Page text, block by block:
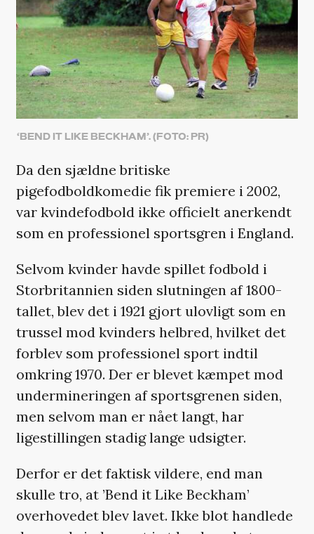
‘BEND IT LIKE BECKHAM’. (FOTO: PR)
Da den sjældne britiske
pigefodboldkomedie fik premiere i 2002,
var kvindefodbold ikke officielt anerkendt
som en professionel sportsgren i England.
Selvom kvinder havde spillet fodbold i
Storbritannien siden slutningen af 1800-
tallet, blev det i 1921 gjort ulovligt som en
trussel mod kvinders helbred, hvilket det
forblev som professionel sport indtil
omkring 1970. Der er blevet kæmpet mod
undermineringen af sportsgrenen siden,
men selvom man er nået langt, har
ligestillingen stadig lange udsigter.
Derfor er det faktisk vildere, end man
skulle tro, at ’Bend it Like Beckham’
overhovedet blev lavet. Ikke blot handlede